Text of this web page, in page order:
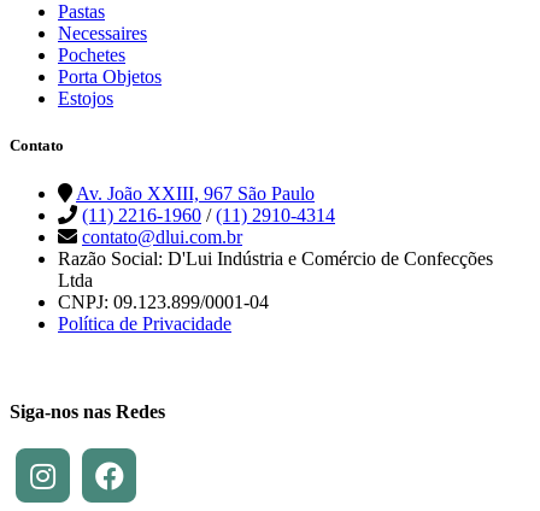
Pastas
Necessaires
Pochetes
Porta Objetos
Estojos
Contato
Av. João XXIII, 967 São Paulo
(11) 2216-1960 /(11) 2910-4314
contato@dlui.com.br
Razão Social: D'Lui Indústria e Comércio de Confecções
Ltda
CNPJ: 09.123.899/0001-04
Política de Privacidade
Siga-nos nas Redes